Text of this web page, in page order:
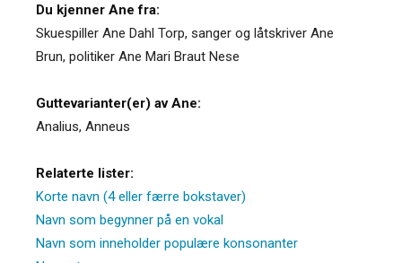
Du kjenner Ane fra:
Skuespiller Ane Dahl Torp, sanger og låtskriver Ane
Brun, politiker Ane Mari Braut Nese
Guttevarianter(er) av Ane:
Analius, Anneus
Relaterte lister:
Korte navn (4 eller færre bokstaver)
Navn som begynner på en vokal
Navn som inneholder populære konsonanter